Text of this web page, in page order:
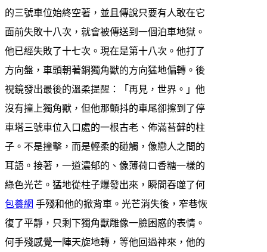
的三號車位始終空著，並且傳說只要有人敢在它
面前失敗十八次，就會被傳送到一個泊車地獄。
他已經失敗了十七次。現在是第十八次。他打了
方向盤，車頭朝著銅獨角獸的方向猛地偏轉。後
視鏡發出最後的溫柔提醒：「再見，世界。」他
沒有撞上獨角獸，但他那顫抖的車尾卻擦到了停
車塔三號車位入口處的一根古老、佈滿苔蘚的柱
子。不是撞擊，而是輕柔的碰觸，像戀人之間的
耳語。接著，一道濃郁的、像薄荷口香糖一樣的
綠色光芒。猛地從柱子爆發出來，瞬間吞噬了何
包養網 手殘和他的掀背車。光芒消失後，窄巷恢
復了平靜，只剩下獨角獸雕像一臉困惑的表情。
何手殘感覺一陣天旋地轉，等他回過神來，他的